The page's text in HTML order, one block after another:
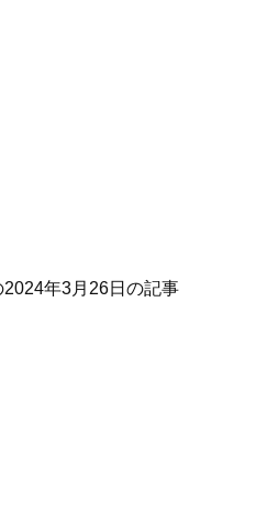
年3月26日の記事